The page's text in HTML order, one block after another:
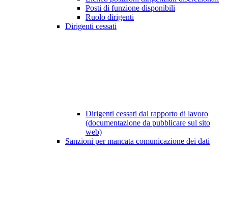
Posti di funzione disponibili
Ruolo dirigenti
Dirigenti cessati
Dirigenti cessati dal rapporto di lavoro
(documentazione da pubblicare sul sito
web)
Sanzioni per mancata comunicazione dei dati